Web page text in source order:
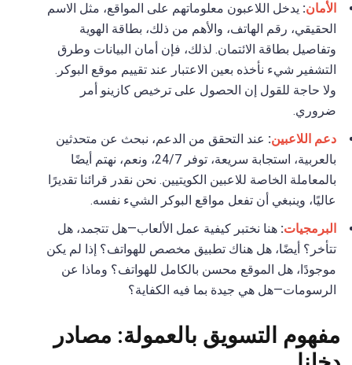
الأمان: يدخل اللاعبون معلوماتهم على المواقع، مثل الاسم
الحقيقي، رقم الهاتف، والأهم من ذلك، بطاقة الهوية
وتفاصيل بطاقة الائتمان. لذلك، فإن أمان البيانات وطرق
التشفير شيء نأخذه بعين الاعتبار عند تقييم موقع البوكر.
ولا حاجة للقول إن الحصول على ترخيص كازينو أمر
ضروري.
دعم اللاعبين: عند التحقق من الدعم، نبحث عن متحدثين
بالعربية، استجابة سريعة، توفر 24/7، ونعم، نهتم أيضًا
بالمعاملة الخاصة للاعبين الكويتيين. نحن نقدر قرائنا تقديرًا
عاليًا، وينبغي أن تفعل مواقع البوكر الشيء نفسه.
البرمجيات: هنا نختبر كيفية عمل الألعاب—هل تتجمد، هل
تتأخر؟ أيضًا، هل هناك تطبيق مخصص للهواتف؟ إذا لم يكن
موجودًا، هل الموقع محسن بالكامل للهواتف؟ وماذا عن
الرسومات—هل هي جيدة بما فيه الكفاية؟
مفهوم التسويق بالعمولة: مصادر